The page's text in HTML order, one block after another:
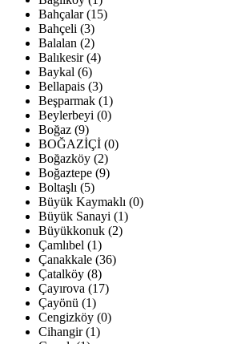
Bahçalar (15)
Bahçeli (3)
Balalan (2)
Balıkesir (4)
Baykal (6)
Bellapais (3)
Beşparmak (1)
Beylerbeyi (0)
Boğaz (9)
BOĞAZİÇİ (0)
Boğazköy (2)
Boğaztepe (9)
Boltaşlı (5)
Büyük Kaymaklı (0)
Büyük Sanayi (1)
Büyükkonuk (2)
Çamlıbel (1)
Çanakkale (36)
Çatalköy (8)
Çayırova (17)
Çayönü (1)
Cengizköy (0)
Cihangir (1)